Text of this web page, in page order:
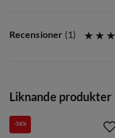
Storlek:50 Høyre
Recensioner (1)
Liknande produkter
-36%